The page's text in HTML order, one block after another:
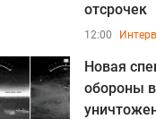
отсрочек
12:00
Новая
обороны